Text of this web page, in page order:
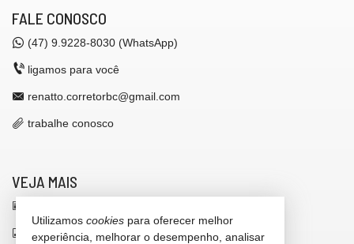
FALE CONOSCO
(47) 9.9228-8030 (WhatsApp)
ligamos para você
renatto.corretorbc@gmail.com
trabalhe conosco
VEJA MAIS
indicadores financeiros
Utilizamos cookies para oferecer melhor
experiência, melhorar o desempenho, analisar